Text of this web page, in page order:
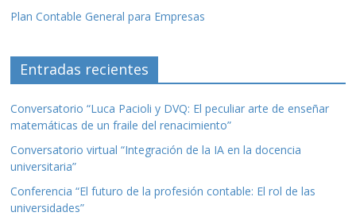
Plan Contable General para Empresas
Entradas recientes
Conversatorio “Luca Pacioli y DVQ: El peculiar arte de enseñar
matemáticas de un fraile del renacimiento”
Conversatorio virtual “Integración de la IA en la docencia
universitaria”
Conferencia “El futuro de la profesión contable: El rol de las
universidades”